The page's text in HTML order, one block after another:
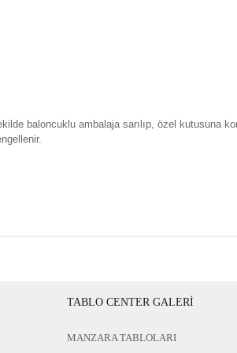
baloncuklu ambalaja sarılıp, özel kutusuna
TABLO CENTER GALERİ
MANZARA TABLOLARI